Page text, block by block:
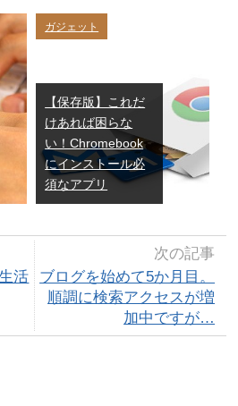
ガジェット
【保存版】これだ
けあれば困らな
い！Chromebook
にインストール必
須なアプリ
活
次の記事
ブログを始めて5か月目。
順調に検索アクセスが増
加中ですが…